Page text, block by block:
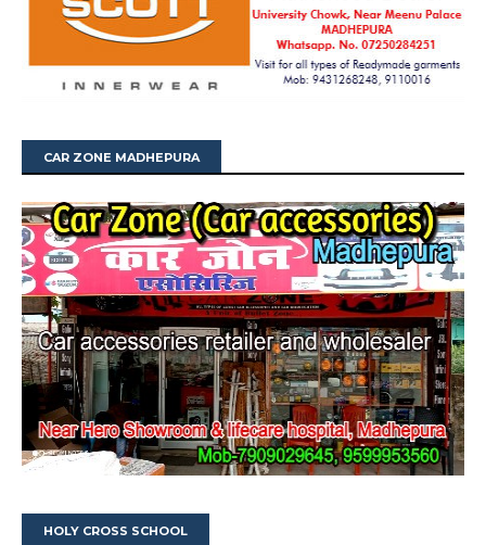
CAR ZONE MADHEPURA
HOLY CROSS SCHOOL